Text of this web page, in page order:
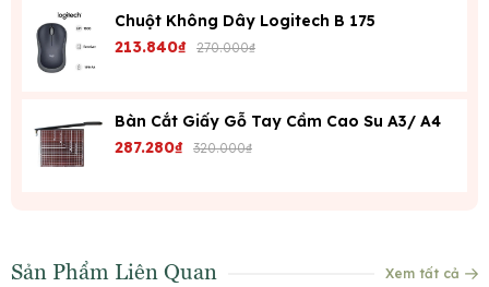
Chuột Không Dây Logitech B 175
213.840₫ 270.000₫
Bàn Cắt Giấy Gỗ Tay Cầm Cao Su A3/ A4
287.280₫ 320.000₫
Sản Phẩm Liên Quan Xem tất cả